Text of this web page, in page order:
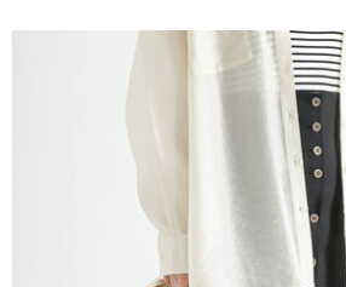
流程，驗證手機門號後，選擇欲分期的期數、繳
3.實際核准額度、可分期數及費用金額請依後續
4.訂單成立30分鐘內，如未前往確認交易或遇審
消。如遇「轉專審核」未通過狀況，表示未達大
法說明評估內容。
【繳款方式說明】
1.分期款項不併入電信帳單，「大哥付你分期」
2.透過簡訊連結打開帳單後，可選擇「超商條碼
帳／街口支付／iPASS MONEY」等通路繳費。
【關於「AFTEE先享後付」】
AFTEE先享後付是「在收到商品之後才付款」的
１．簡單：不需註冊會員、不需綁卡、不需儲值。
２．便利：只要手機號碼，簡訊認證，即可結帳。
３．安心：先確認商品／服務後，再付款。
【「AFTEE先享後付」結帳流程】
１．於結帳方式選擇「AFTEE先享後付」後，將
結帳頁面，進行簡訊認證並確認金額後，即可完成
２．訂單成立數日內，您將收到繳費通知簡訊。
每筆NT$60，滿NT$388(含以上)免運費
每筆NT$60，滿NT$388(含以上)免運費